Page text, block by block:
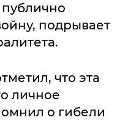
подрывает
что эта
личное
о гибели